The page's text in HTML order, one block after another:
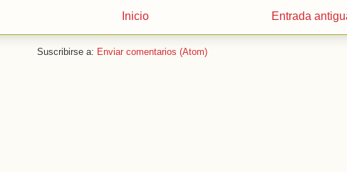
Entrada
Inicio
Suscribirse a: Enviar comentarios (Atom)